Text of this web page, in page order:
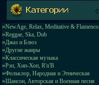
»NewAge, Relax, Meditative & Flamenco
»Reggae, Ska, Dub
»Джаз и Блюз
»Другие жанры
»Классическая музыка
»Рэп, Хип-Хоп, R'n'B
»Фольклор, Народная и Этническая
»Шансон, Авторская и Военная песня